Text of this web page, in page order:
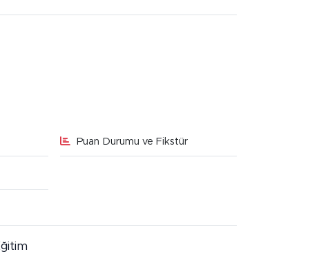
Puan Durumu ve Fikstür